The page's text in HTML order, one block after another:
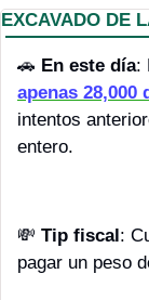
EXCAVADO DE
🚗 En este día:
apenas 28,000
intentos
entero.
💸 Tip fiscal:
pagar un peso